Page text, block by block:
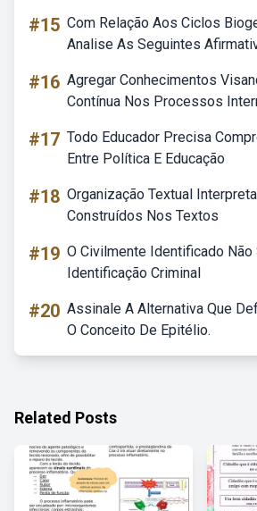
#15 Com Relação Aos Ciclos
Analise As Seguintes
#16 Agregar Conhecimentos
Contínua Nos Processos
#17 Todo Educador Precisa
Entre Política E Educação
#18 Organização Textual
Construídos Nos Textos
#19 O Civilmente Identificado Não
Identificação Criminal
#20 Assinale A Alternativa Que
O Conceito De Epitélio.
Related Posts